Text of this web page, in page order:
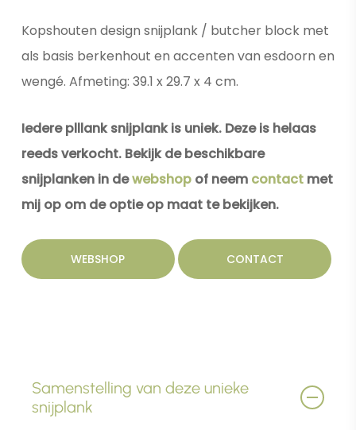
Kopshouten design snijplank / butcher block met
als basis berkenhout en accenten van esdoorn en
wengé. Afmeting: 39.1 x 29.7 x 4 cm.
Iedere plllank snijplank is uniek. Deze is helaas
reeds verkocht. Bekijk de beschikbare
snijplanken in dewebshopof neem contactmet
mij op om de optie op maat te bekijken.
WEBSHOP CONTACT
Samenstelling van deze unieke
snijplank